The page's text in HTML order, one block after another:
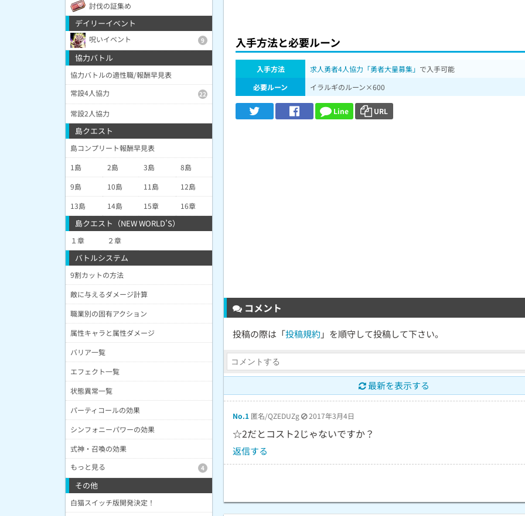
入手方法と必要ルーン
入手方法 求人勇者4人協力「勇者大量募集」 で入手可能
必要ルーン
イラルギのルーン×600
Line URL
コメント
投稿の際は「投稿規約 」を順守して投稿して下さい。
最新を表示する
No.1 匿名/QZEDUZg 2017年3月4日
☆2だとコスト2じゃないですか？
返信する
討伐の証集め
デイリーイベント
呪いイベント 9
協力バトル
協力バトルの適性職/報酬早見表
常設4人協力
22
常設2人協力
島クエスト
島コンプリート報酬早見表
1島
2島 3島
8島
9島
10島 11島
12島
13島
14島 15章 16章
島クエスト（NEW WORLD’S）
１章 ２章
バトルシステム
9割カットの方法
敵に与えるダメージ計算
職業別の固有アクション
属性キャラと属性ダメージ
バリア一覧
エフェクト一覧
状態異常一覧
パーティコールの効果
シンフォニーパワーの効果
式神・召喚の効果
もっと見る
4
その他
白猫スイッチ版開発決定！